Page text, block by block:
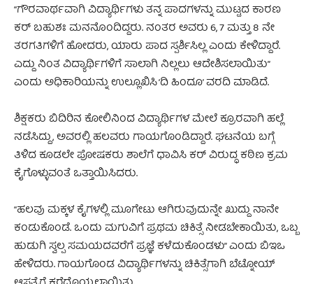
“ಗೌರವಾರ್ಥವಾಗಿ ವಿದ್ಯಾರ್ಥಿಗಳು ತನ್ನ ಪಾದಗಳನ್ನು ಮುಟ್ಟದ ಕಾರಣ
ಕರ್ ಬಹುಶಃ ಮನನೊಂದಿದ್ದರು. ನಂತರ ಅವರು 6, 7 ಮತ್ತು 8 ನೇ
ತರಗತಿಗಳಿಗೆ ಹೋದರು, ಯಾರು ಪಾದ ಸ್ಪರ್ಶಿಸಿಲ್ಲ ಎಂದು ಕೇಳಿದ್ದಾರೆ.
ಎದ್ದು ನಿಂತ ವಿದ್ಯಾರ್ಥಿಗಳಿಗೆ ಸಾಲಾಗಿ ನಿಲ್ಲಲು ಆದೇಶಿಸಲಾಯಿತು”
ಎಂದು ಅಧಿಕಾರಿಯನ್ನು ಉಲ್ಲೂಖಿಸಿ ‘ದಿ ಹಿಂದೂ’ ವರದಿ ಮಾಡಿದೆ.
ಶಿಕ್ಷಕರು ಬಿದಿರಿನ ಕೋಲಿನಿಂದ ವಿದ್ಯಾರ್ಥಿಗಳ ಮೇಲೆ ಕ್ರೂರವಾಗಿ ಹಲ್ಲೆ
ನಡೆಸಿದ್ದು, ಅವರಲ್ಲಿ ಹಲವರು ಗಾಯಗೊಂಡಿದ್ದಾರೆ. ಘಟನೆಯ ಬಗ್ಗೆ
ತಿಳಿದ ಕೂಡಲೇ ಪೋಷಕರು ಶಾಲೆಗೆ ಧಾವಿಸಿ ಕರ್ ವಿರುದ್ಧ ಕಠಿಣ ಕ್ರಮ
ಕೈಗೊಳ್ಳುವಂತೆ ಒತ್ತಾಯಿಸಿದರು.
“ಹಲವು ಮಕ್ಕಳ ಕೈಗಳಲ್ಲಿ ಮೂಗೇಟು ಆಗಿರುವುದುನ್ನೇ ಖುದ್ದು ನಾನೇ
ಕಂಡುಕೊಂಡೆ. ಒಂದು ಮಗುವಿಗೆ ಪ್ರಥಮ ಚಿಕಿತ್ಸೆ ನೀಡಬೇಕಾಯಿತು, ಒಬ್ಬ
ಹುಡುಗಿ ಸ್ವಲ್ಪ ಸಮಯದವರೆಗೆ ಪ್ರಜ್ಞೆ ಕಳೆದುಕೊಂಡಳು” ಎಂದು ಬಿಇಒ
ಹೇಳಿದರು. ಗಾಯಗೊಂಡ ವಿದ್ಯಾರ್ಥಿಗಳನ್ನು ಚಿಕಿತ್ಸೆಗಾಗಿ ಬೆಟ್ನೋಯ್